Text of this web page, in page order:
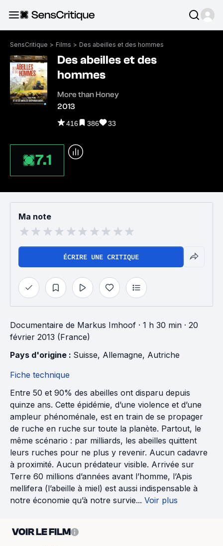
SensCritique > Films > Des abeilles et des hommes
Des abeilles et des
hommes
More than Honey
2013
416 386 33
7.1
Ma note
ÉCRIRE UNE CRITIQUE
Documentaire de Markus Imhoof · 1 h 30 min · 20
février 2013 (France)
Pays d'origine : Suisse, Allemagne, Autriche
Fiche technique
Entre 50 et 90% des abeilles ont disparu depuis
quinze ans. Cette épidémie, d’une violence et d’une
ampleur phénoménale, est en train de se propager
de ruche en ruche sur toute la planète. Partout, le
même scénario : par milliards, les abeilles quittent
leurs ruches pour ne plus y revenir. Aucun cadavre
à proximité. Aucun prédateur visible. Arrivée sur
Terre 60 millions d’années avant l’homme, l’Apis
mellifera (l’abeille à miel) est aussi indispensable à
notre économie qu’à notre survie... Voir plus
VOIR LE FILM